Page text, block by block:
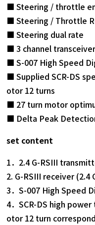
■ Steering / throttle
■ Steering / Throttle
■ Steering dual rate
■ 3 channel
■ S-007 High Speed
■ Supplied SCR-DS
otor 12 turns
■ 27 turn motor
■ Delta Peak
set content
1．2.4 G-RSIII
2. G-RSIII receiver (2.4
3．S-007 High Speed
4．SCR-DS high
otor 12 turn